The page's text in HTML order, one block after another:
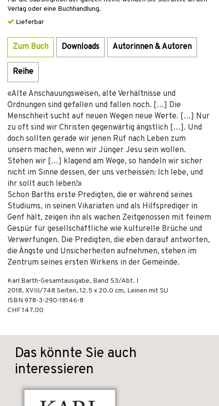
Verlag oder eine Buchhandlung.
Lieferbar
Zum Buch Downloads Autorinnen & Autoren
Reihe
«Alte Anschauungsweisen, alte Verhältnisse und
Ordnungen sind gefallen und fallen noch. […] Die
Menschheit sucht auf neuen Wegen neue Werte. […] Nur
zu oft sind wir Christen gegenwärtig ängstlich […]. Und
doch sollten gerade wir jenen Ruf nach Leben zum
unsern machen, wenn wir Jünger Jesu sein wollen.
Stehen wir […] klagend am Wege, so handeln wir sicher
nicht im Sinne dessen, der uns verheissen: Ich lebe, und
ihr sollt auch leben!»
Schon Barths erste Predigten, die er während seines
Studiums, in seinen Vikariaten und als Hilfsprediger in
Genf hält, zeigen ihn als wachen Zeitgenossen mit feinem
Gespür für gesellschaftliche wie kulturelle Brüche und
Verwerfungen. Die Predigten, die eben darauf antworten,
die Ängste und Unsicherheiten aufnehmen, stehen im
Zentrum seines ersten Wirkens in der Gemeinde.
Karl Barth-Gesamtausgabe, Band 53/Abt. I
2018, XVIII/748 Seiten, 12.5 x 20.0 cm, Leinen mit SU
ISBN 978-3-290-18146-8
CHF 147.00
Das könnte Sie auch
interessieren